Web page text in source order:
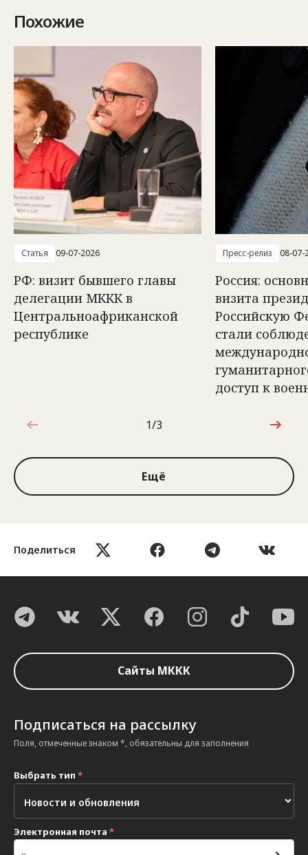
Поделиться
Похожие
Статья 09-07-2026
РФ: визит бывшего главы
делегации МККК в
Центральноафриканской
республике
Пресс-релиз 08-07-
Россия:
визита
Российскую
стали
доступ к
1 из 3
1/3
Ещё
Сайты МККК
Подписаться на рассылку
Поля, отмеченные знаком *, обязательны для заполнения
Выбрать тип *
Электронная почта *